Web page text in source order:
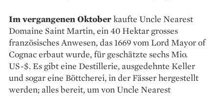
Im vergangenen Oktoberkaufte Uncle ­Nearest
Domaine Saint Martin, ein 40 Hektar grosses
französisches Anwesen, das 1669 vom Lord Mayor of
Cognac erbaut wurde, für geschätzte sechs Mio.
US-$. Es gibt eine Destillerie, ausgedehnte Keller
und sogar eine Böttcherei, in der ­Fässer hergestellt
werden; alles bereit, um von ­Uncle Nearest